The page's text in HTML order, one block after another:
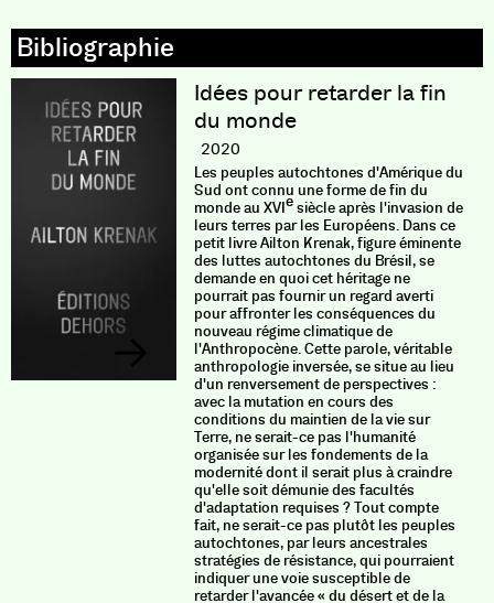
Idées pour retarder la fin
du monde
2020
Les peuples autochtones d'Amérique du
Sud ont connu une forme de fin du
monde au XVIesiècle après l'invasion de
leurs terres par les Européens. Dans ce
petit livre Ailton Krenak, figure éminente
des luttes autochtones du Brésil, se
demande en quoi cet héritage ne
pourrait pas fournir un regard averti
pour affronter les conséquences du
nouveau régime climatique de
l'Anthropocène. Cette parole, véritable
anthropologie inversée, se situe au lieu
d'un renversement de perspectives :
avec la mutation en cours des
conditions du maintien de la vie sur
Terre, ne serait-ce pas l'humanité
organisée sur les fondements de la
modernité dont il serait plus à craindre
qu'elle soit démunie des facultés
d'adaptation requises ? Tout compte
fait, ne serait-ce pas plutôt les peuples
autochtones, par leurs ancestrales
stratégies de résistance, qui pourraient
indiquer une voie susceptible de
retarder l'avancée « du désert et de la